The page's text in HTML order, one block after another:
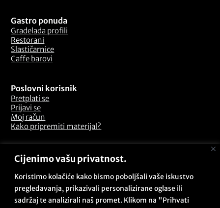
Cijenimo vašu privatnost.
Koristimo kolačiće kako bismo poboljšali vaše iskustvo
pregledavanja, prikazivali personalizirane oglase ili
sadržaj te analizirali naš promet. Klikom na "Prihvati
Gastro ponuda
Gradelada profili
Restorani
Slastičarnice
Caffe barovi
Poslovni korisnik
Pretplati se
Prijavi se
Moj račun
Kako pripremiti materijal?
Odredbe i uvjeti
Pitanja i odgovori
Opći uvjeti poslovanja
Sigurnosna politika
Politika kolačića
Politika privatnosti